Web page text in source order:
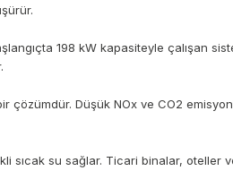
198 kW kapasiteyle çalışan
Düşük NOx ve CO2
su sağlar. Ticari binalar,